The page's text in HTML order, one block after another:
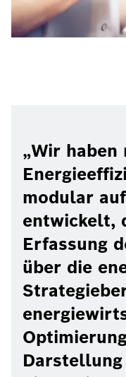
Wir haben
modular
entwickelt,
Erfassung
über die